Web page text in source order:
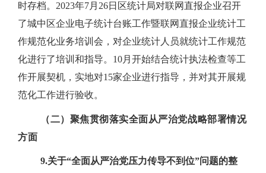
时存档。 2023年7月 26日区统计局对联网直报企业召开
了城中区企业电子统计台账工作暨联网直报企业统计工
作规范化业务培训会，对企业统计人员就统计工作规范
化进行了培训和指导。 10月开始结合统计执法检查等工
作开展契机，实地对15家企业进行指导，并对其开展规
范化工作进行验收。
（二）聚焦贯彻落实全面从严治党战略部署情况
方面
9.关于“全面从严治党压力传导不到位”问题的整